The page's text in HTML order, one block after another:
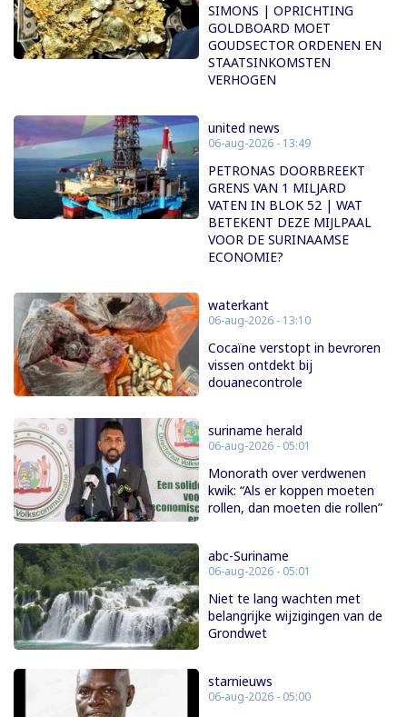
SIMONS | OPRICHTING
GOLDBOARD MOET
GOUDSECTOR ORDENEN EN
STAATSINKOMSTEN
VERHOGEN
united news
06-aug-2026 - 13:49
PETRONAS DOORBREEKT
GRENS VAN 1 MILJARD
VATEN IN BLOK 52 | WAT
BETEKENT DEZE MIJLPAAL
VOOR DE SURINAAMSE
ECONOMIE?
waterkant
06-aug-2026 - 13:10
Cocaïne verstopt in bevroren
vissen ontdekt bij
douanecontrole
suriname herald
06-aug-2026 - 05:01
Monorath over verdwenen
kwik: “Als er koppen moeten
rollen, dan moeten die rollen”
abc-Suriname
06-aug-2026 - 05:01
Niet te lang wachten met
belangrijke wijzigingen van de
Grondwet
starnieuws
06-aug-2026 - 05:00